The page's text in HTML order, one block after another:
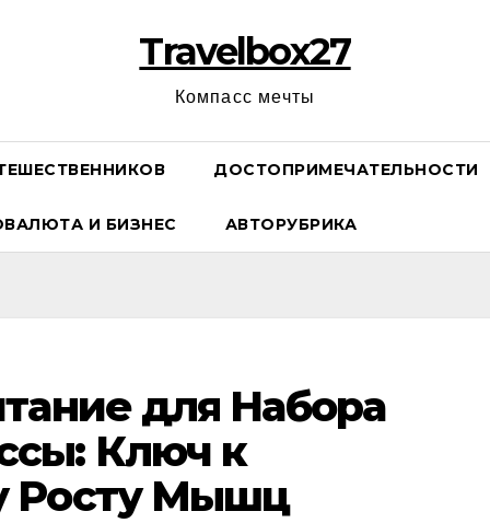
Travelbox27
Компасс мечты
ДОСТОПРИМЕЧАТЕЛЬНОСТИ
И БИЗНЕС АВТОРУБРИКА
для Набора
Ключ к
Росту Мышц